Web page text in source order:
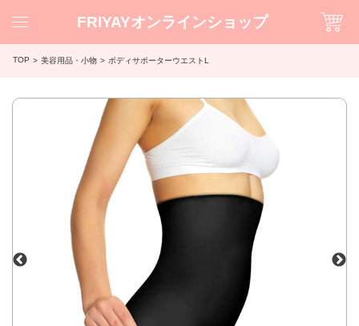
FRIYAYオンラインショップ
TOP 美容用品・小物 ボディサポーターウエストL